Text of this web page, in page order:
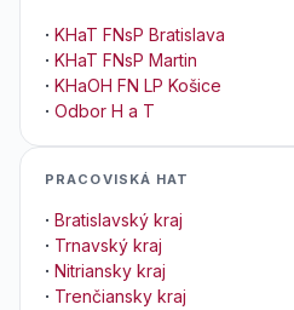
· KHaT FNsP Bratislava
· KHaT FNsP Martin
· KHaOH FN LP Košice
· Odbor H a T
PRACOVISKÁ HAT
· Bratislavský kraj
· Trnavský kraj
· Nitriansky kraj
· Trenčiansky kraj